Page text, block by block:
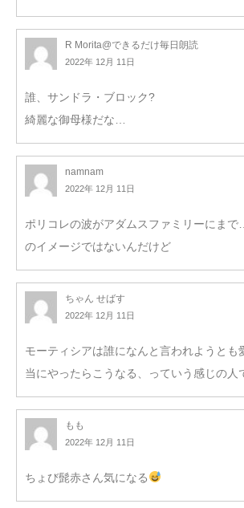
R Morita@できるだけ毎日朗読
2022年 12月 11日
誰、サンドラ・ブロック?
綺麗な御母様だな…
namnam
2022年 12月 11日
ポリコレの波がアダムスファミリーにま
のイメージではないんだけど
ちゃん せばす
2022年 12月 11日
モーティシアは誰になんと言われようとも
当にやったらこうなる、っていう感じの人
もも
2022年 12月 11日
ちょび髭赤さん気になる